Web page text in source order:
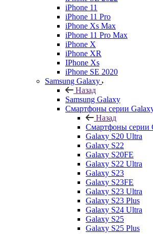
iPhone 11
iPhone 11 Pro
iPhone Xs Max
iPhone 11 Pro Max
iPhone X
iPhone XR
IPhone Xs
iPhone SE 2020
Samsung Galaxy
Назад
Samsung Galaxy
Смартфоны серии
Назад
Смартфоны серии
Galaxy S20 Ultra
Galaxy S22
Galaxy S20FE
Galaxy S22 Ultra
Galaxy S23
Galaxy S23FE
Galaxy S23 Ultra
Galaxy S23 Plus
Galaxy S24 Ultra
Galaxy S25
Galaxy S25 Plus